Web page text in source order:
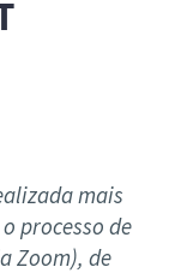
mais
processo de
Zoom), de